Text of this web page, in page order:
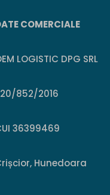
COMERCIALE
LOGISTIC DPG SRL
852/2016
36399469
Hunedoara